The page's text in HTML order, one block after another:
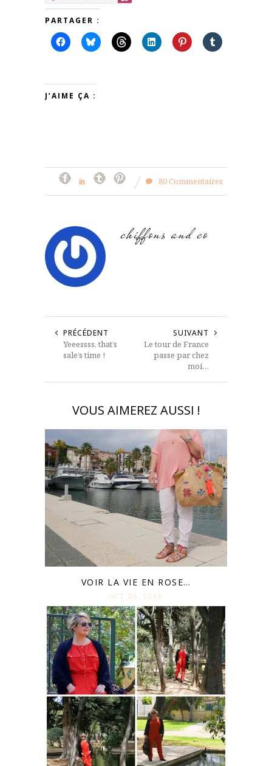
PARTAGER :
J’AIME ÇA :
80 Commentaires
chiffons and co
PRÉCÉDENT
Yeeessss, that’s
sale’s time !
SUIVANT
Le tour de France
passe par chez
moi…
VOUS AIMEREZ AUSSI !
VOIR LA VIE EN ROSE…
OCT 06. 2016